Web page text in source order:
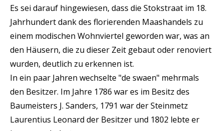
Es sei darauf hingewiesen, dass die Stokstraat im 18.
Jahrhundert dank des florierenden Maashandels zu
einem modischen Wohnviertel geworden war, was an
den Häusern, die zu dieser Zeit gebaut oder renoviert
wurden, deutlich zu erkennen ist.
In ein paar Jahren wechselte "de swaen" mehrmals
den Besitzer. Im Jahre 1786 war es im Besitz des
Baumeisters J. Sanders, 1791 war der Steinmetz
Laurentius Leonard der Besitzer und 1802 lebte er